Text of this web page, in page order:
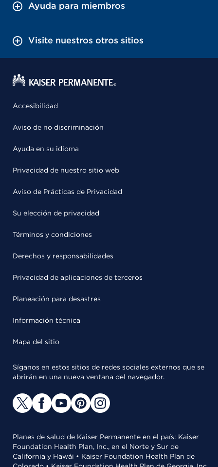
Ayuda para miembros
Visite nuestros otros sitios
Accesibilidad
Aviso de no discriminación
Ayuda en su idioma
Privacidad de nuestro sitio web
Aviso de Prácticas de Privacidad
Su elección de privacidad
Términos y condiciones
Derechos y responsabilidades
Privacidad de aplicaciones de terceros
Planeación para desastres
Información técnica
Mapa del sitio
Síganos en estos sitios de redes sociales externos que se
abrirán en una nueva ventana del navegador.
Planes de salud de Kaiser Permanente en el país: Kaiser
Foundation Health Plan, Inc., en el Norte y Sur de
California y Hawái • Kaiser Foundation Health Plan de